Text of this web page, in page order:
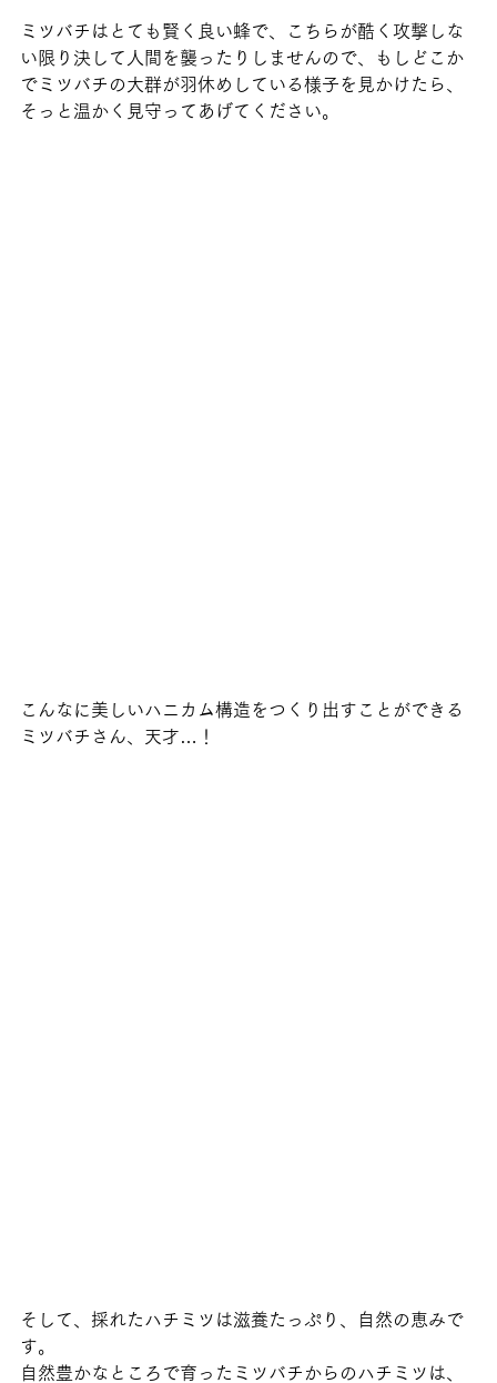
ミツバチはとても賢く良い蜂で、こちらが酷く攻撃しな
い限り決して人間を襲ったりしませんので、もしどこか
でミツバチの大群が羽休めしている様子を見かけたら、
そっと温かく見守ってあげてください。
こんなに美しいハニカム構造をつくり出すことができる
ミツバチさん、天才…！
そして、採れたハチミツは滋養たっぷり、自然の恵みで
す。
自然豊かなところで育ったミツバチからのハチミツは、